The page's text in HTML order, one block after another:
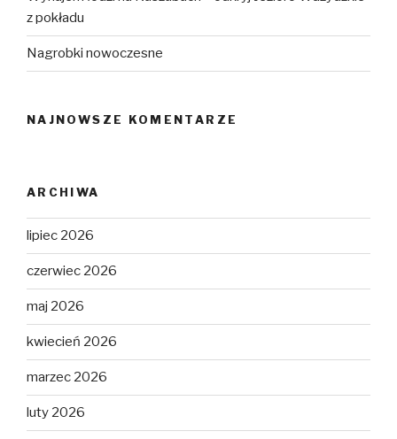
z pokładu
Nagrobki nowoczesne
NAJNOWSZE KOMENTARZE
ARCHIWA
lipiec 2026
czerwiec 2026
maj 2026
kwiecień 2026
marzec 2026
luty 2026